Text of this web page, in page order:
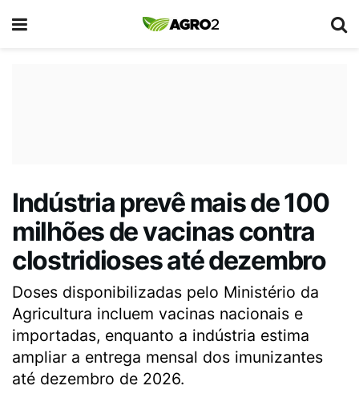
Indústria prevê mais de 100
milhões de vacinas contra
clostridioses até dezembro
Doses disponibilizadas pelo Ministério da
Agricultura incluem vacinas nacionais e
importadas, enquanto a indústria estima
ampliar a entrega mensal dos imunizantes
até dezembro de 2026.